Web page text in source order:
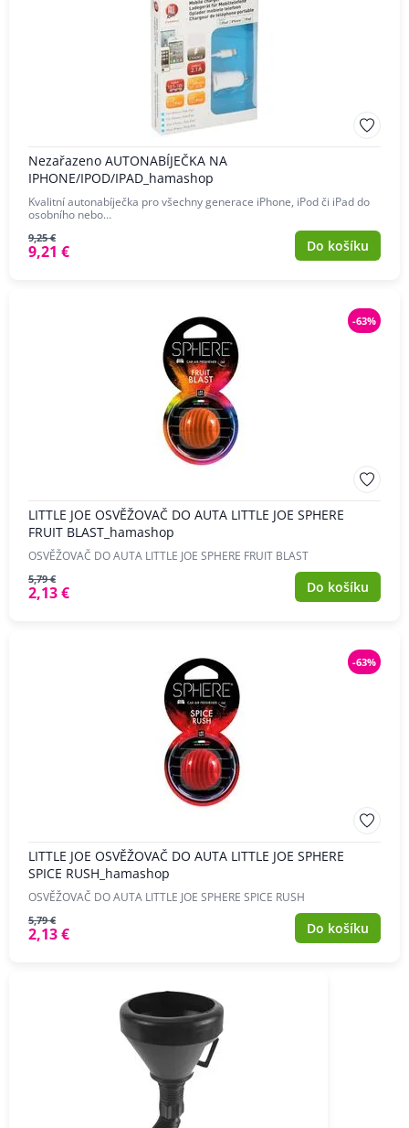
Nezařazeno AUTONABÍJEČKA NA
IPHONE/IPOD/IPAD_hamashop
Kvalitní autonabíječka pro všechny generace iPhone, iPod či iPad do
osobního nebo…
9,25 €
9,21 € Do košíku
-63%
LITTLE JOE OSVĚŽOVAČ DO AUTA LITTLE JOE SPHERE
FRUIT BLAST_hamashop
OSVĚŽOVAČ DO AUTA LITTLE JOE SPHERE FRUIT BLAST
5,79 €
2,13 € Do košíku
-63%
LITTLE JOE OSVĚŽOVAČ DO AUTA LITTLE JOE SPHERE
SPICE RUSH_hamashop
OSVĚŽOVAČ DO AUTA LITTLE JOE SPHERE SPICE RUSH
5,79 €
2,13 € Do košíku